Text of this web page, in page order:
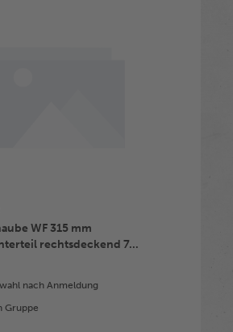
WF 315 mm
rechtsdeckend 7...
nach Anmeldung
Gruppe